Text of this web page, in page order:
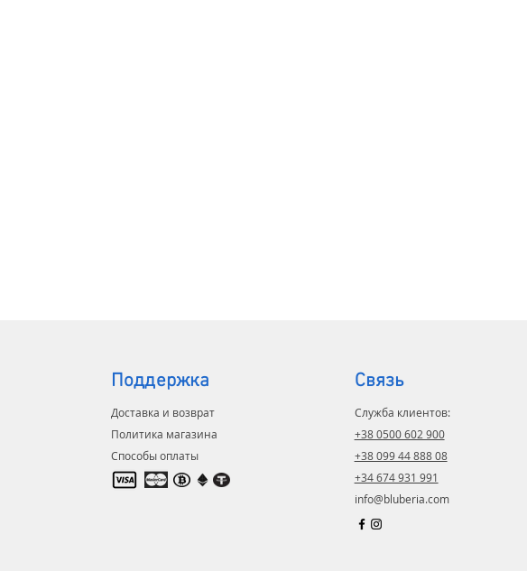
Поддержка
Доставка и возврат
Политика магазина
Способы оплаты
Связь
Служба клиентов:
+38 0500 602 900
+38 099 44 888 08
+34 674 931 991
info@bluberia.com